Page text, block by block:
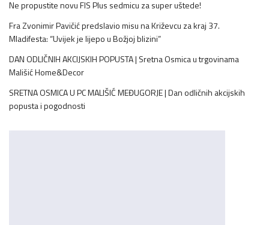
Ne propustite novu FIS Plus sedmicu za super uštede!
Fra Zvonimir Pavičić predslavio misu na Križevcu za kraj 37.
Mladifesta: “Uvijek je lijepo u Božjoj blizini”
DAN ODLIČNIH AKCIJSKIH POPUSTA | Sretna Osmica u trgovinama
Mališić Home&Decor
SRETNA OSMICA U PC MALIŠIĆ MEĐUGORJE | Dan odličnih akcijskih
popusta i pogodnosti